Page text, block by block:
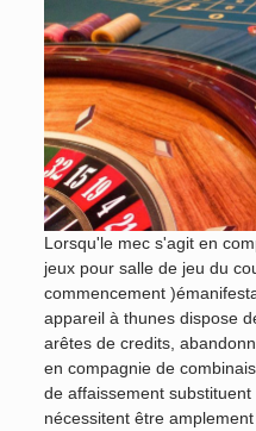
Lorsqu'le mec s'agit en
jeux pour salle de jeu du
commencement
appareil à thunes dispose
arêtes de credits,
en compagnie de
de affaissement
nécessitent être